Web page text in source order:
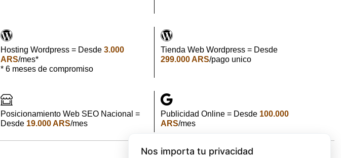
Nos importa tu privacidad
Hosting Wordpress = Desde 3.000
ARS/mes*
* 6 meses de compromiso
Tienda Web Wordpress = Desde
299.000 ARS/pago unico
Posicionamiento Web SEO Nacional =
Desde 19.000 ARS/mes
Publicidad Online = Desde 100.000
ARS/mes